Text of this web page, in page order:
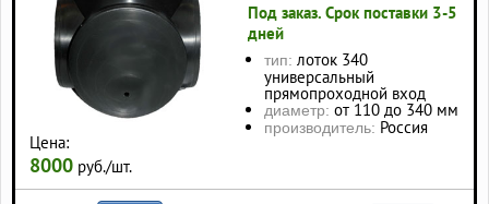
Цена:
8000 руб./шт.
Под заказ. Срок поставки 3-5
дней
тип: лоток 340
универсальный
прямопроходной вход
диаметр: от 110 до 340 мм
производитель: Россия